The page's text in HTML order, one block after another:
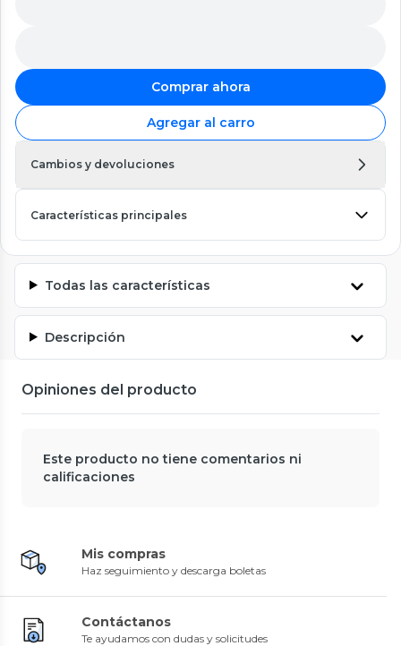
Comprar ahora
Agregar al carro
Cambios y devoluciones
Características principales
Todas las características
Descripción
Opiniones del producto
Este producto no tiene comentarios ni
calificaciones
Mis compras
Haz seguimiento y descarga boletas
Contáctanos
Te ayudamos con dudas y solicitudes